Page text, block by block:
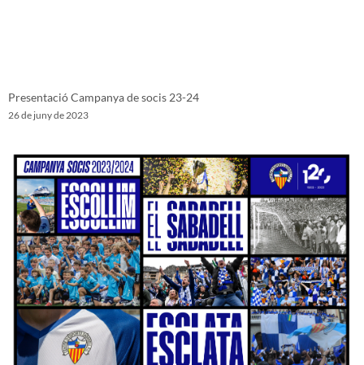
Presentació Campanya de socis 23-24
26 de juny de 2023